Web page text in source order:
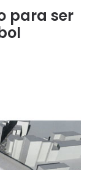
para ser